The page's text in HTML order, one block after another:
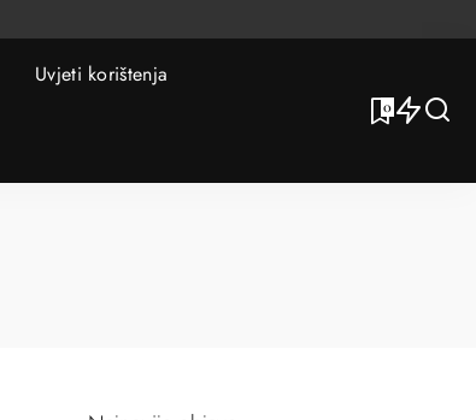
Uvjeti korištenja
0